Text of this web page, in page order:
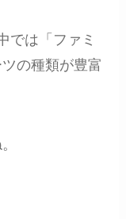
では「ファミ
の種類が豊富